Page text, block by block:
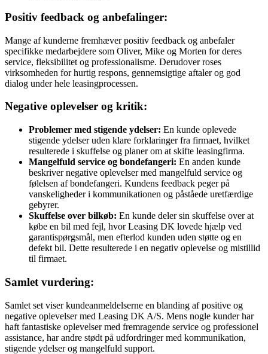
Positiv feedback og anbefalinger:
Mange af kunderne fremhæver positiv feedback og anbefaler
specifikke medarbejdere som Oliver, Mike og Morten for deres
service, fleksibilitet og professionalisme. Derudover roses
virksomheden for hurtig respons, gennemsigtige aftaler og god
dialog under hele leasingprocessen.
Negative oplevelser og kritik:
Problemer med stigende ydelser: En kunde oplevede
stigende ydelser uden klare forklaringer fra firmaet, hvilket
resulterede i skuffelse og planer om at skifte leasingfirma.
Mangelfuld service og bondefangeri: En anden kunde
beskriver negative oplevelser med mangelfuld service og
følelsen af bondefangeri. Kundens feedback peger på
vanskeligheder i kommunikationen og påståede uretfærdige
gebyrer.
Skuffelse over bilkøb: En kunde deler sin skuffelse over at
købe en bil med fejl, hvor Leasing DK lovede hjælp ved
garantispørgsmål, men efterlod kunden uden støtte og en
defekt bil. Dette resulterede i en negativ oplevelse og mistillid
til firmaet.
Samlet vurdering:
Samlet set viser kundeanmeldelserne en blanding af positive og
negative oplevelser med Leasing DK A/S. Mens nogle kunder har
haft fantastiske oplevelser med fremragende service og professionel
assistance, har andre stødt på udfordringer med kommunikation,
stigende ydelser og mangelfuld support.